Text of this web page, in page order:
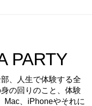
PARTY
、人生で体験する全
の回りのこと、体験
Mac、iPhoneやそれに